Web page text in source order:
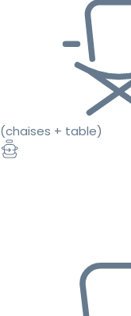
(chaises + table)